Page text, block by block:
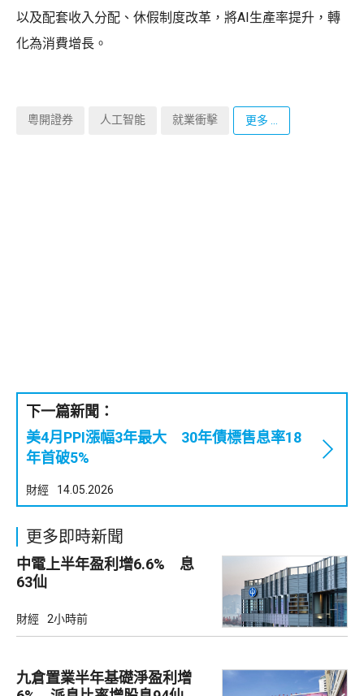
以及配套收入分配、休假制度改革，將AI生產率提升，轉
化為消費增長。
粵開證券 人工智能 就業衝擊 更多 ...
下一篇新聞：
美4月PPI漲幅3年最大 30年債標售息率18
年首破5%
財經 14.05.2026
更多即時新聞
中電上半年盈利增6.6% 息
63仙
財經 2小時前
九倉置業半年基礎淨盈利增